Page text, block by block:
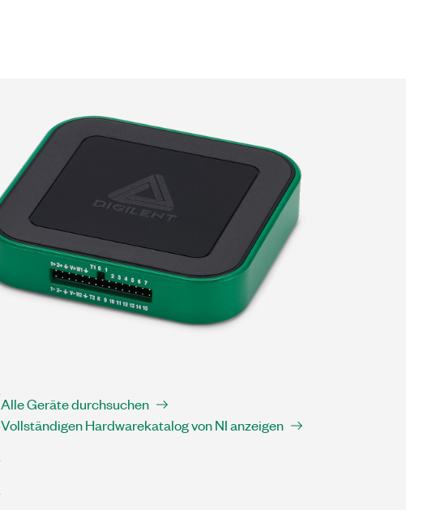
Alle Geräte durchsuchen
Vollständigen Hardwarekatalog von NI anzeigen